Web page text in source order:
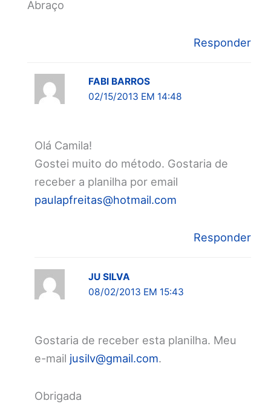
Abraço
Responder
FABI BARROS
02/15/2013 EM 14:48
Olá Camila!
Gostei muito do método. Gostaria de
receber a planilha por email
paulapfreitas@hotmail.com
Responder
JU SILVA
08/02/2013 EM 15:43
Gostaria de receber esta planilha. Meu
e-mail jusilv@gmail.com.
Obrigada